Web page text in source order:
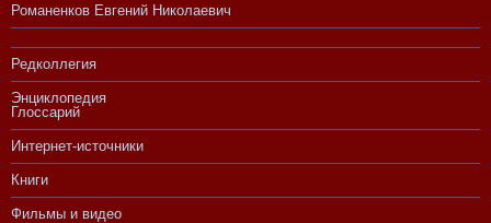
Романенков Евгений Николаевич
Редколлегия
Энциклопедия
Глоссарий
Интернет-источники
Книги
Фильмы и видео